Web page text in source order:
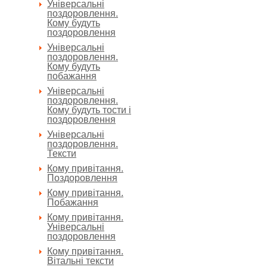
Універсальні
поздоровлення.
Кому будуть
поздоровлення
Універсальні
поздоровлення.
Кому будуть
побажання
Універсальні
поздоровлення.
Кому будуть тости і
поздоровлення
Універсальні
поздоровлення.
Тексти
Кому привітання.
Поздоровлення
Кому привітання.
Побажання
Кому привітання.
Універсальні
поздоровлення
Кому привітання.
Вітальні тексти